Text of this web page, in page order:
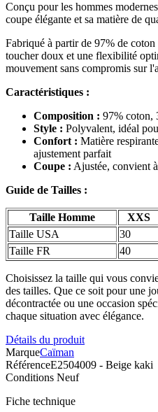
Conçu pour les hommes
coupe élégante et sa matière de
Fabriqué à partir de 97% de
toucher doux et une flexibilité
mouvement sans compromis sur
Caractéristiques :
Composition : 97% coton,
Style : Polyvalent, idéal
Confort : Matière
ajustement parfait
Coupe : Ajustée, convient
Guide de Tailles :
Taille Homme XXS
Taille USA
30
Taille FR
40
Choisissez la taille qui vous
des tailles. Que ce soit pour une
décontractée ou une occasion
chaque situation avec élégance.
Détails du produit
MarqueCaïman
RéférenceE2504009 - Beige kaki
Conditions Neuf
Fiche technique